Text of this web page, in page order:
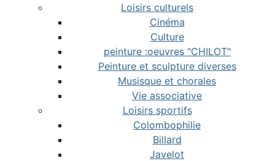
Loisirs culturels
Cinéma
Culture
peinture :oeuvres "CHILOT"
Peinture et sculpture diverses
Musisque et chorales
Vie associative
Loisirs sportifs
Colombophilie
Billard
Javelot